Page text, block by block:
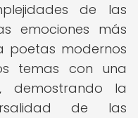
de las
emociones más
poetas modernos
temas con una
demostrando la
de las